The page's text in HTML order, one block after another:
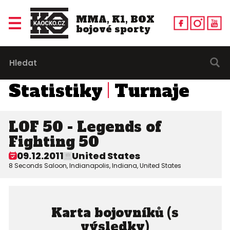
MMA, K1, BOX
bojové sporty
Statistiky Turnaje
LOF 50 - Legends of
Fighting 50
09.12.2011 United States
8 Seconds Saloon, Indianapolis, Indiana, United States
Karta bojovníků (s